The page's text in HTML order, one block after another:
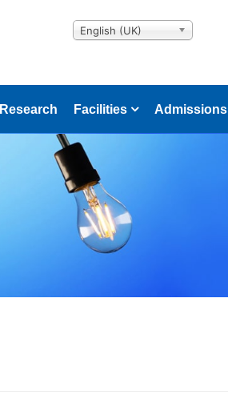
English (UK)
Research Facilities Admissions